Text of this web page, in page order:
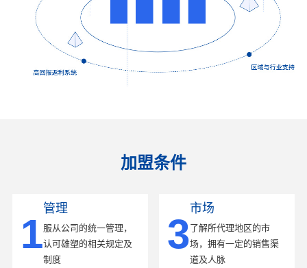
加盟条件
1
管理
服从公司的统一管理，
认可雄塑的相关规定及
制度
3
市场
了解所代理地区的市
场，拥有一定的销售渠
道及人脉